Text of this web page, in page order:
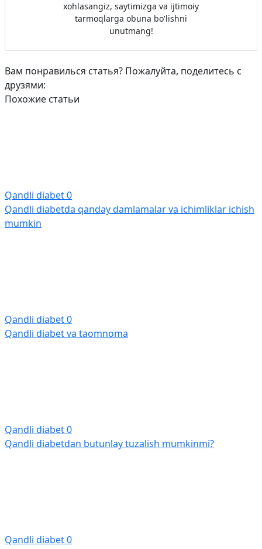
xohlasangiz, saytimizga va ijtimoiy
tarmoqlarga obuna bo'lishni
unutmang!
Вам понравилься статья? Пожалуйта, поделитесь с
друзями:
Похожие статьи
Qandli diabet0
Qandli diabetda qanday damlamalar va ichimliklar ichish
mumkin
Qandli diabet0
Qandli diabet va taomnoma
Qandli diabet0
Qandli diabetdan butunlay tuzalish mumkinmi?
Qandli diabet0